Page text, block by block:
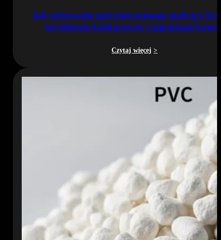
Jak sortowanie optyczne pomaga małym i
recyklerom konkurować z gigantami
Czytaj więcej